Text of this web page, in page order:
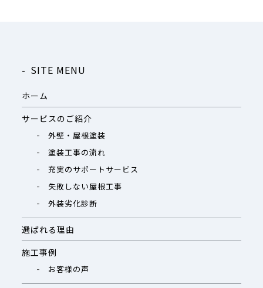
SITE MENU
ホーム
サービスのご紹介
外壁・屋根塗装
塗装工事の流れ
充実のサポートサービス
失敗しない屋根工事
外装劣化診断
選ばれる理由
施工事例
お客様の声